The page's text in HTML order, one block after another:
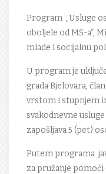
Program „Usluge
oboljele od MS-a“,
mlade i socijalnu
U program je
grada Bjelovara,
vrstom i stupnjem
svakodnevne
zapošljava 5 (pet)
Putem programa
za pružanje